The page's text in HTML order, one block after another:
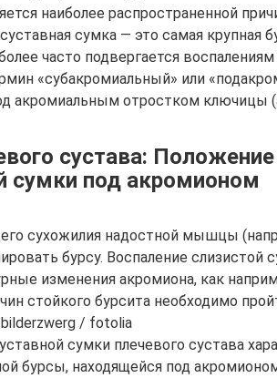
наиболее распространенной
сумка — это самая крупная
часто подвергается воспалениям
«субакромиальный» или
акромиальным отростком ключицы
сустава: Положение
сумки под акромионом
сухожилия надостной мышцы
бурсу. Воспаление слизистой
изменения акромиона, как
стойкого бурсита необходимо
/ fotolia
сумки плечевого сустава
бурсы, находящейся под